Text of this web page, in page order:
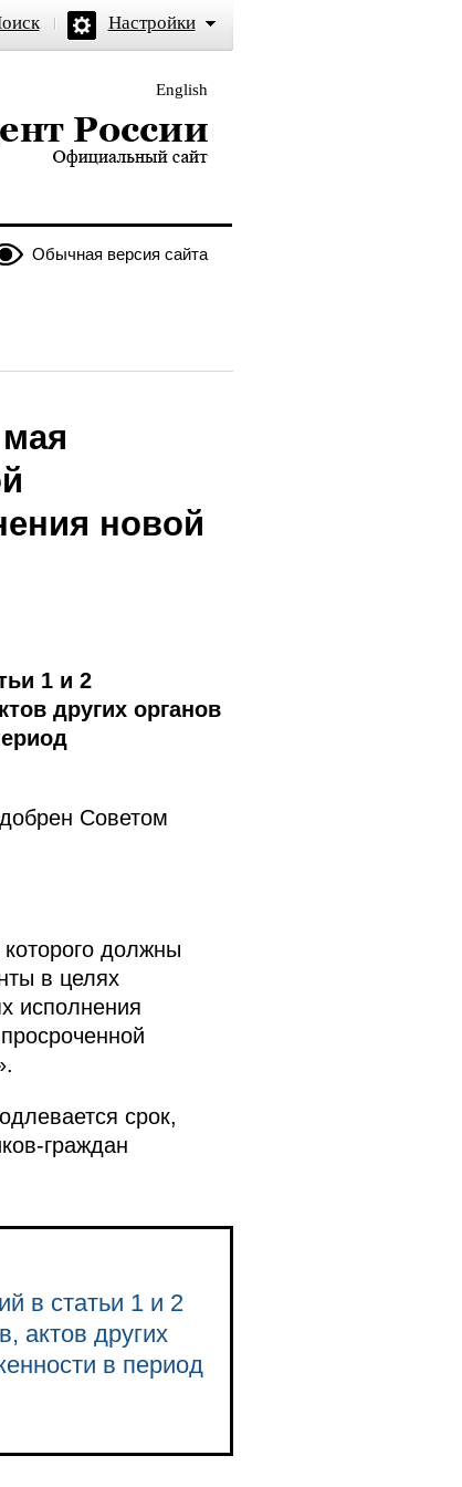
Настройки
English
сайт
Обычная версия сайта
новой
1 и 2
других органов
Советом
должны
в целях
исполнения
срок,
граждан
в статьи 1 и 2
актов других
в период